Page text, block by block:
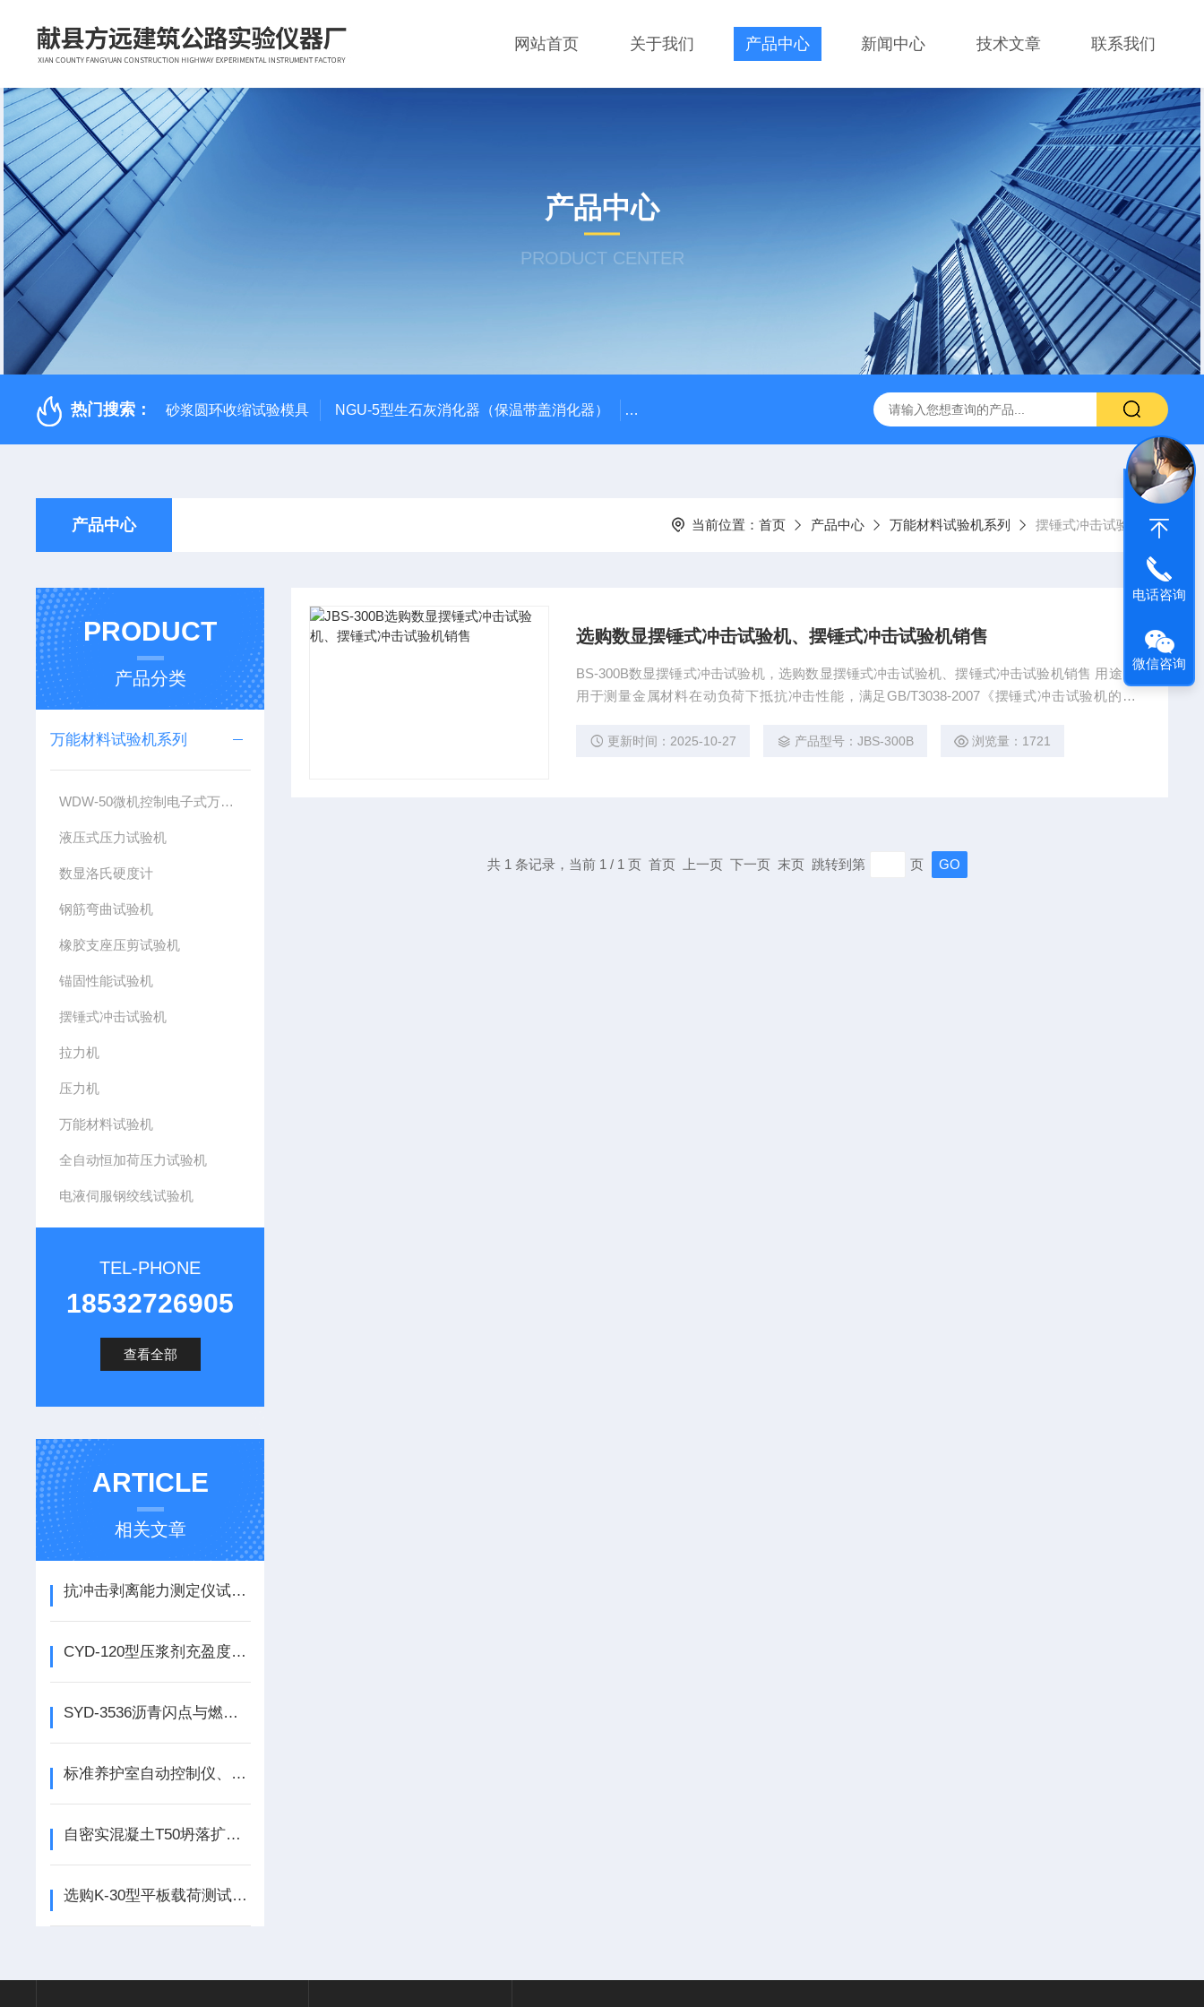
网站首页 关于我们 产品中心 新闻中心 技术文章 联系我们
产品中心
PRODUCT CENTER
热门搜索： 砂浆圆环收缩试验模具 NGU-5型生石灰消化器（保温带盖消化器） *GB/T 50080-2016标准普通混凝土泌水率试验容量筒试验方法 生石灰浆渣测定仪
产品中心 当前位置： 首页 产品中心 万能材料试验机系列 摆锤式冲击试验机
PRODUCT
产品分类
万能材料试验机系列
WDW-50微机控制电子式万能试验机
液压式压力试验机
数显洛氏硬度计
钢筋弯曲试验机
橡胶支座压剪试验机
锚固性能试验机
摆锤式冲击试验机
拉力机
压力机
万能材料试验机
全自动恒加荷压力试验机
电液伺服钢绞线试验机
TEL-PHONE
18532726905
查看全部
ARTICLE
相关文章
抗冲击剥离能力测定仪试验方法
CYD-120型压浆剂充盈度试验仪工作原理
SYD-3536沥青闪点与燃点测定仪特点及技术参数
标准养护室自动控制仪、自动控温控湿标准养护室厂家
自密实混凝土T50坍落扩展度测定仪
选购K-30型平板载荷测试仪、平板载荷装置
选购数显摆锤式冲击试验机、摆锤式冲击试验机销售
BS-300B数显摆锤式冲击试验机，选购数显摆锤式冲击试验机、摆锤式冲击试验机销售 用途：
用于测量金属材料在动负荷下抵抗冲击性能，满足GB/T3038-2007《摆锤式冲击试验机的检
程中利用冲击试验剩余的能量可实现自动扬摆，
更新时间：2025-10-27 产品型号：JBS-300B 浏览量：1721
共 1 条记录，当前 1 / 1 页 首页 上一页 下一页 末页 跳转到第 页
电话咨询
微信咨询